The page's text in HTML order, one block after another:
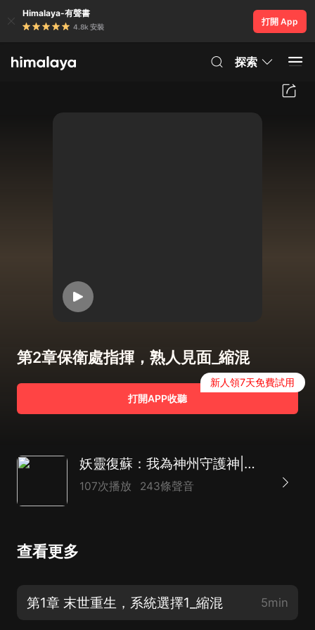
Himalaya-有聲書
4.8k 安裝
打開 App
探索
第2章保衛處指揮，熟人見面_縮混
打開APP收聽
新人領7天免費試用
妖靈復蘇：我為神州守護神|末世重生|系統|熱血|爽文
107次播放 243條聲音
查看更多
第1章 末世重生，系統選擇1_縮混 5min